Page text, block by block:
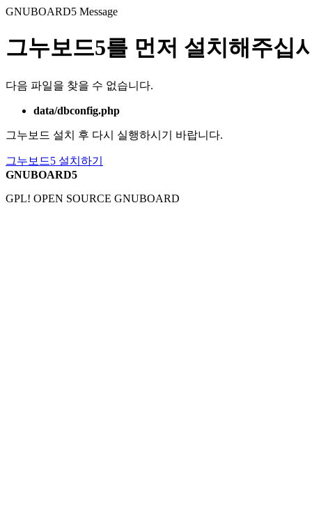
GNUBOARD5 Message
그누보드5를 먼저 설치해주십
다음 파일을 찾을 수 없습니다.
data/dbconfig.php
그누보드 설치 후 다시 실행하시기 바랍니다.
그누보드5 설치하기
GNUBOARD5
GPL! OPEN SOURCE GNUBOARD